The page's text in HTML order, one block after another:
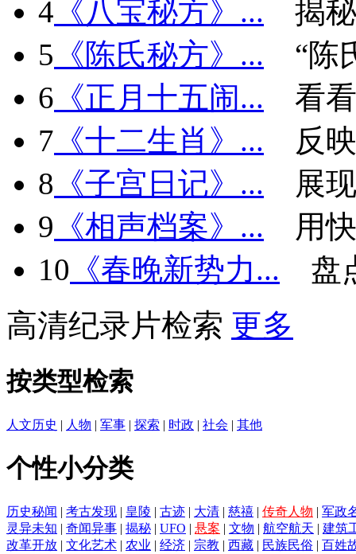
4 《八宝秘方》...
揭
5 《陈氏秘方》...
“陈
6 《正月十五闹...
看
7 《十二生肖》...
反
8 《子宫日记》...
展
9 《相声档案》...
用
10 《春晚新势力...
盘
高清纪录片检索 更多
按类型检索
人文历史 | 人物 | 军事 | 探索 | 时政 | 社会 | 其他
个性小分类
历史秘闻 考古发现 皇陵 古迹 大清 慈禧 传奇人物
军政
灵异未知
奇闻异事 揭秘 UFO 悬案 文物 航空航天
建筑
改革开放
文化艺术 农业 经济 宗教 西藏 民族民俗
百姓